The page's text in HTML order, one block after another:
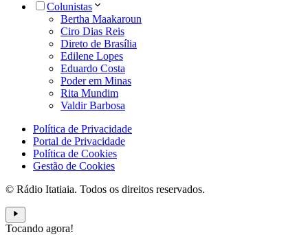
Colunistas
Bertha Maakaroun
Ciro Dias Reis
Direto de Brasília
Edilene Lopes
Eduardo Costa
Poder em Minas
Rita Mundim
Valdir Barbosa
Política de Privacidade
Portal de Privacidade
Política de Cookies
Gestão de Cookies
© Rádio Itatiaia. Todos os direitos reservados.
Tocando agora!